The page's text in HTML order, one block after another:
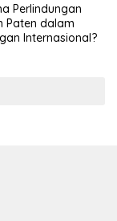
Perlindungan
Paten dalam
Internasional?